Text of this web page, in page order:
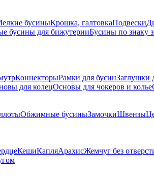
бусиныКрошка, галтовкаПодвески
бусины для бижутерииБусины по знаку
КоннекторыРамки для бусинЗаглушки
для колецОсновы для чокеров и колье
Обжимные бусиныЗамочкиШвензы
КешиКапляАрахисЖемчуг без